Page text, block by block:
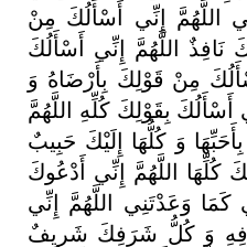
اللَّهُمَّ إِنِّي أَسْأَلُكَ مِنْ
نَافِذٌ اللَّهُمَّ إِنِّي
أَسْأَلُكَ
مِنْ قَوْلِكَ بِأَرْضَاهُ وَ
أَسْأَلُكَ بِقَوْلِكَ كُلِّهِ
اللَّهُمَّ
بِأَحَبِّهَا وَ كُلُّهَا إِلَيْكَ حَبِيبٌ
كُلِّهَا اللَّهُمَّ إِنِّي
أَدْعُوكَ
كَمَا وَعَدْتَنِي اللَّهُمَّ
إِنِّي
وَ كُلُّ شَرَفِكَ شَرِيفٌ